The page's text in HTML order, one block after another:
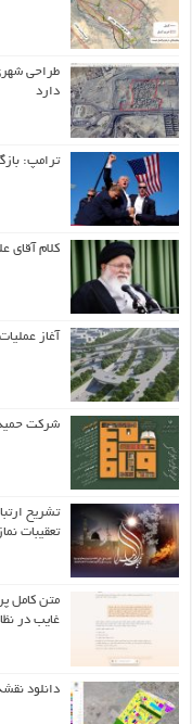
دارد
ترامپ:
کلام آقای
آغاز
شرکت
تشریح
تعقیبات نماز
متن کامل
غایب در
دانلود نقشه منطقه ۱۲ مشهد